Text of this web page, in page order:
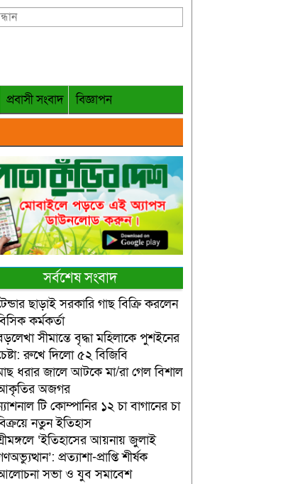
প্রবাসী সংবাদ
বিজ্ঞাপন
সর্বশেষ সংবাদ
ছাড়াই সরকারি গাছ বিক্রি করলেন
কর্মকর্তা
সীমান্তে বৃদ্ধা মহিলাকে পুশইনের
রুখে দিলো ৫২ বিজিবি
ধরার জালে আটকে মা/রা গেল বিশাল
অজগর
টি কোম্পানির ১২ চা বাগানের চা
নতুন ইতিহাস
‘ইতিহাসের আয়নায় জুলাই
প্রত্যাশা-প্রাপ্তি শীর্ষক
সভা ও যুব সমাবেশ